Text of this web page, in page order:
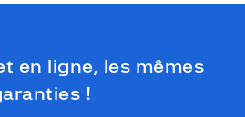
en ligne, les mêmes
!